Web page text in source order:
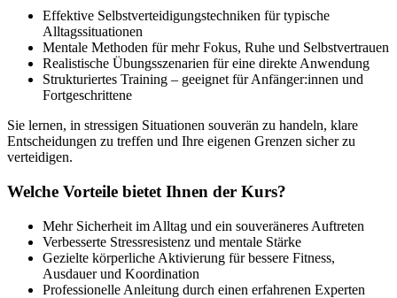
Effektive Selbstverteidigungstechniken für typische
Alltagssituationen
Mentale Methoden für mehr Fokus, Ruhe und Selbstvertrauen
Realistische Übungsszenarien für eine direkte Anwendung
Strukturiertes Training – geeignet für Anfänger:innen und
Fortgeschrittene
Sie lernen, in stressigen Situationen souverän zu handeln, klare
Entscheidungen zu treffen und Ihre eigenen Grenzen sicher zu
verteidigen.
Welche Vorteile bietet Ihnen der Kurs?
Mehr Sicherheit im Alltag und ein souveräneres Auftreten
Verbesserte Stressresistenz und mentale Stärke
Gezielte körperliche Aktivierung für bessere Fitness,
Ausdauer und Koordination
Professionelle Anleitung durch einen erfahrenen Experten